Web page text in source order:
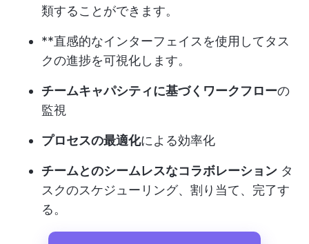
類することができます。
**直感的なインターフェイスを使用してタス
クの進捗を可視化します。
チームキャパシティに基づくワークフローの
監視
プロセスの最適化による効率化
チームとのシームレスなコラボレーション タ
スクのスケジューリング、割り当て、完了す
る。